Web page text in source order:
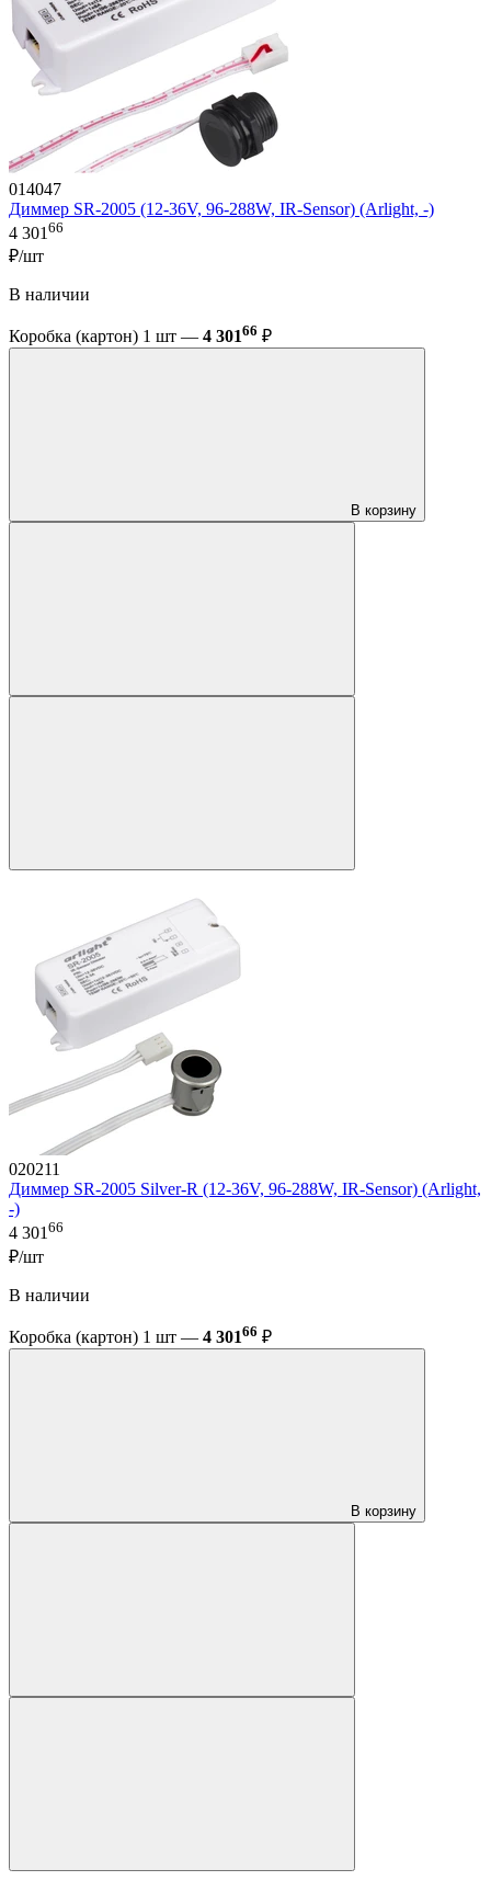
014047
Диммер SR-2005 (12-36V, 96-288W, IR-Sensor) (Arlight, -)
4 301 66
₽/шт
В наличии
Коробка (картон) 1 шт — 4 30166 ₽
В корзину
020211
Диммер SR-2005 Silver-R (12-36V, 96-288W, IR-Sensor) (Arlight,
-)
4 30166
₽/шт
В наличии
Коробка (картон) 1 шт — 4 30166 ₽
В корзину